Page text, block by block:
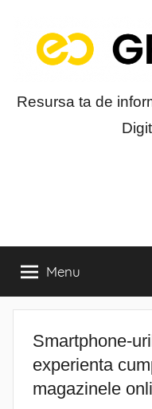
content
Blog-
Resursa ta de
Menu
Smartphone-
experienta
magazinele